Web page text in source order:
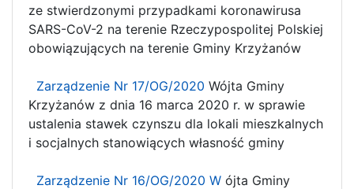
ze stwierdzonymi przypadkami koronawirusa
SARS-CoV-2 na terenie Rzeczypospolitej Polskiej
obowiązujących na terenie Gminy Krzyżanów
Zarządzenie Nr 17/OG/2020 Wójta Gminy
Krzyżanów z dnia 16 marca 2020 r. w sprawie
ustalenia stawek czynszu dla lokali mieszkalnych
i socjalnych stanowiących własność gminy
Zarządzenie Nr 16/OG/2020 W ójta Gminy